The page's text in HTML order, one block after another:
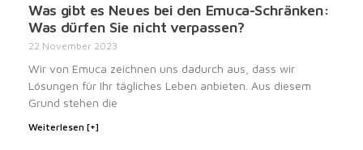
Was gibt es Neues bei den Emuca-Schränken:
Was dürfen Sie nicht verpassen?
22 November 2023
Wir von Emuca zeichnen uns dadurch aus, dass wir
Lösungen für Ihr tägliches Leben anbieten. Aus diesem
Grund stehen die
Weiterlesen [+]